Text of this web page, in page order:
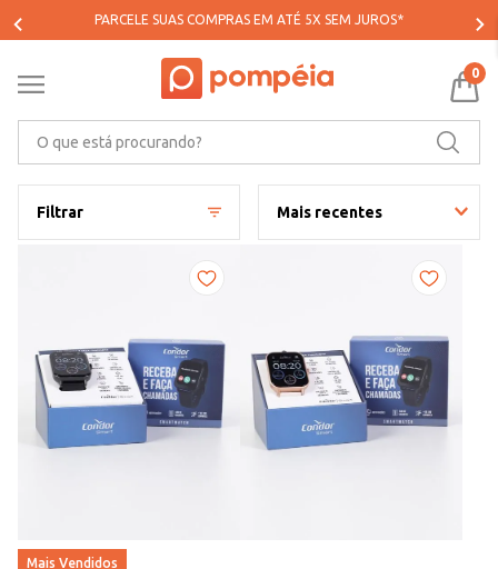
PARCELE SUAS COMPRAS EM ATÉ 5X SEM JUROS*
0
Filtrar Mais recentes
Mais Vendidos